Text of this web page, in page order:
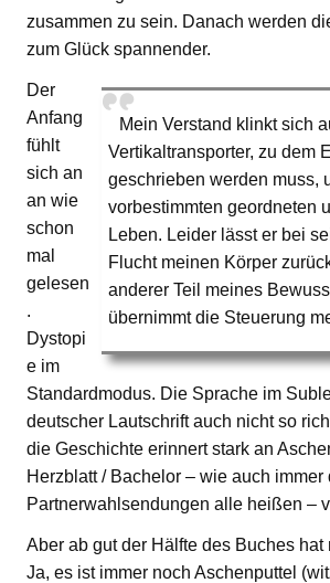
zusammen zu sein. Danach werden
zum Glück spannender.
Mein Verstand klinkt sich
Vertikaltransporter, zu dem
geschrieben werden muss,
vorbestimmten geordneten
Leben. Leider lässt er bei
Flucht meinen Körper
anderer Teil meines
übernimmt die Steuerung
Der
Anfang
fühlt
sich an
an wie
schon
mal
gelesen
.
Dystopi
e im
Standardmodus. Die Sprache im
deutscher Lautschrift auch nicht so
die Geschichte erinnert stark an
Herzblatt / Bachelor – wie auch immer
Partnerwahlsendungen alle heißen –
Aber ab gut der Hälfte des Buches hat
Ja, es ist immer noch Aschenputtel